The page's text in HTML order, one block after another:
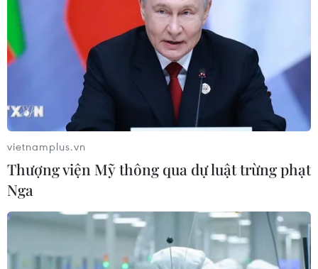
vietnamplus.vn
Thượng viện Mỹ thông qua dự luật trừng phạt
Nga